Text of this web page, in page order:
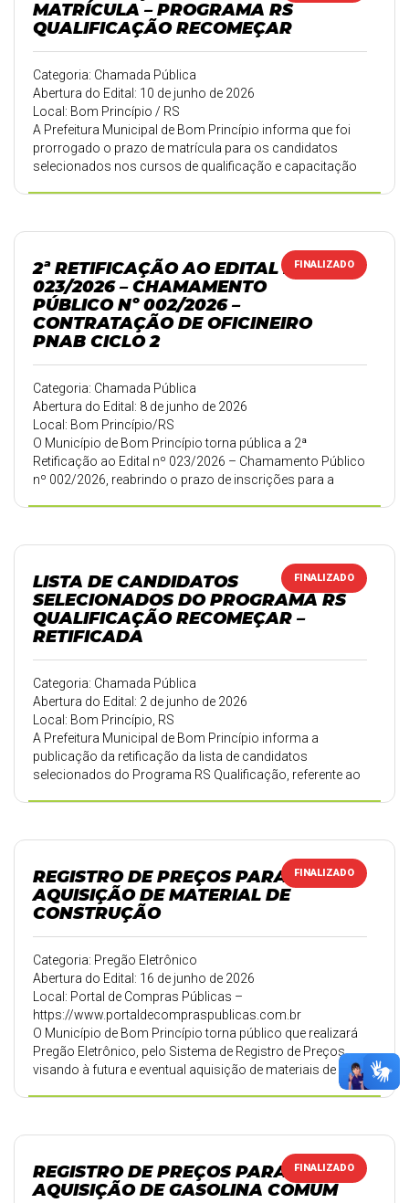
MATRÍCULA – PROGRAMA RS
QUALIFICAÇÃO RECOMEÇAR
Categoria: Chamada Pública
Abertura do Edital: 10 de junho de 2026
Local: Bom Princípio / RS
A Prefeitura Municipal de Bom Princípio informa que foi
prorrogado o prazo de matrícula para os candidatos
selecionados nos cursos de qualificação e capacitação
FINALIZADO
2ª RETIFICAÇÃO AO EDITAL Nº
023/2026 – CHAMAMENTO
PÚBLICO Nº 002/2026 –
CONTRATAÇÃO DE OFICINEIRO
PNAB CICLO 2
Categoria: Chamada Pública
Abertura do Edital: 8 de junho de 2026
Local: Bom Princípio/RS
O Município de Bom Princípio torna pública a 2ª
Retificação ao Edital nº 023/2026 – Chamamento Público
nº 002/2026, reabrindo o prazo de inscrições para a
FINALIZADO
LISTA DE CANDIDATOS
SELECIONADOS DO PROGRAMA RS
QUALIFICAÇÃO RECOMEÇAR –
RETIFICADA
Categoria: Chamada Pública
Abertura do Edital: 2 de junho de 2026
Local: Bom Princípio, RS
A Prefeitura Municipal de Bom Princípio informa a
publicação da retificação da lista de candidatos
selecionados do Programa RS Qualificação, referente ao
FINALIZADO
REGISTRO DE PREÇOS PARA
AQUISIÇÃO DE MATERIAL DE
CONSTRUÇÃO
Categoria: Pregão Eletrônico
Abertura do Edital: 16 de junho de 2026
Local: Portal de Compras Públicas –
https://www.portaldecompraspublicas.com.br
O Município de Bom Princípio torna público que realizará
Pregão Eletrônico, pelo Sistema de Registro de Preços,
visando à futura e eventual aquisição de materiais de
construção destinados à manutenção, conservação,
FINALIZADO
REGISTRO DE PREÇOS PARA
AQUISIÇÃO DE GASOLINA COMUM